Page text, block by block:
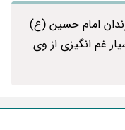
امام حسین (ع)
غم انگیزی از وی